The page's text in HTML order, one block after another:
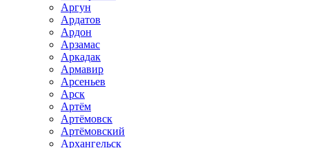
Аргун
Ардатов
Ардон
Арзамас
Аркадак
Армавир
Арсеньев
Арск
Артём
Артёмовск
Артёмовский
Архангельск